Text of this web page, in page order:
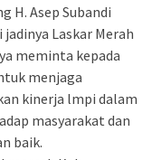
H. Asep Subandi
Laskar Merah
meminta kepada
menjaga
kinerja lmpi dalam
masyarakat dan
baik.